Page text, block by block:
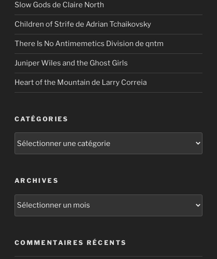
Slow Gods de Claire North
Children of Strife de Adrian Tchaikovsky
There Is No Antimemetics Division de qntm
Juniper Wiles and the Ghost Girls
Heart of the Mountain de Larry Correia
CATÉGORIES
ARCHIVES
Archives
COMMENTAIRES RÉCENTS